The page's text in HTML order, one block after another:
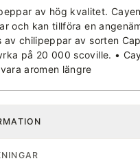
av hög kvalitet.
och kan tillföra en
av chilipeppar av sorten
på 20 000 scoville. •
aromen längre